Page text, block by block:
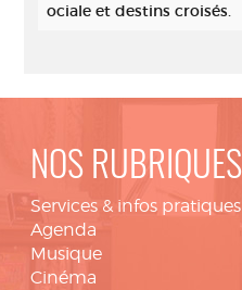
ociale et destins croisés.
NOS RUBRIQUES
Services & infos pratiques
Agenda
Musique
Cinéma